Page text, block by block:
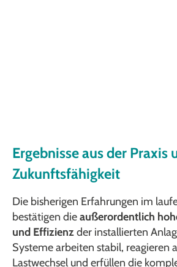
Ergebnisse aus der Praxis
Zukunftsfähigkeit
Die bisherigen Erfahrungen im
bestätigen dieaußerordentlich
und Effizienzder installierten
Systeme arbeiten stabil, reagieren
Lastwechsel und erfüllen die